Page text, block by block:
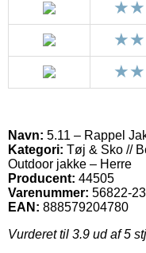
Navn: 5.11 – Rappel
Kategori: Tøj & Sko //
Outdoor jakke – Herre
Producent: 44505
Varenummer: 56822-
EAN: 888579204780
Vurderet til 3.9 ud af 5